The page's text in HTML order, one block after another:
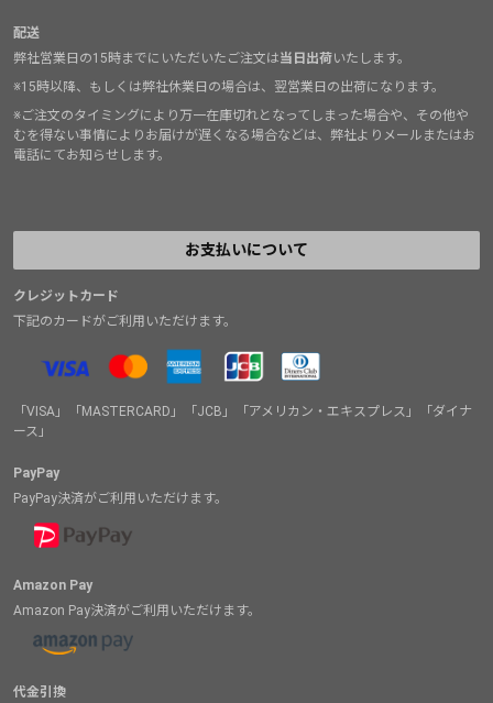
配送
弊社営業日の15時までにいただいたご注文は当日出荷いたします。
※15時以降、もしくは弊社休業日の場合は、翌営業日の出荷になります。
※ご注文のタイミングにより万一在庫切れとなってしまった場合や、その他や
むを得ない事情によりお届けが遅くなる場合などは、弊社よりメールまたはお
電話にてお知らせします。
お支払いについて
クレジットカード
下記のカードがご利用いただけます。
「VISA」「MASTERCARD」「JCB」「アメリカン・エキスプレス」「ダイナ
ース」
PayPay
PayPay決済がご利用いただけます。
Amazon Pay
Amazon Pay決済がご利用いただけます。
代金引換